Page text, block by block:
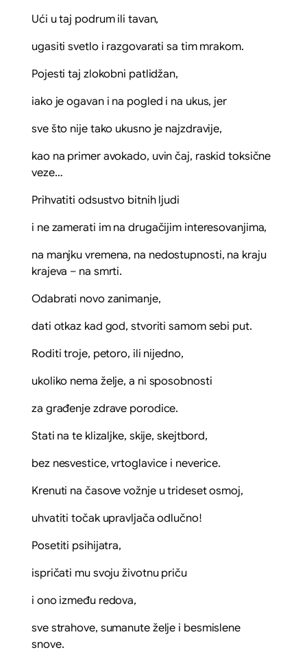
Ući u taj podrum ili tavan,
ugasiti svetlo i razgovarati sa tim mrakom.
Pojesti taj zlokobni patlidžan,
iako je ogavan i na pogled i na ukus, jer
sve što nije tako ukusno je najzdravije,
kao na primer avokado, uvin čaj, raskid toksične
veze…
Prihvatiti odsustvo bitnih ljudi
i ne zamerati im na drugačijim interesovanjima,
na manjku vremena, na nedostupnosti, na kraju
krajeva – na smrti.
Odabrati novo zanimanje,
dati otkaz kad god, stvoriti samom sebi put.
Roditi troje, petoro, ili nijedno,
ukoliko nema želje, a ni sposobnosti
za građenje zdrave porodice.
Stati na te klizaljke, skije, skejtbord,
bez nesvestice, vrtoglavice i neverice.
Krenuti na časove vožnje u trideset osmoj,
uhvatiti točak upravljača odlučno!
Posetiti psihijatra,
ispričati mu svoju životnu priču
i ono između redova,
sve strahove, sumanute želje i besmislene
snove.